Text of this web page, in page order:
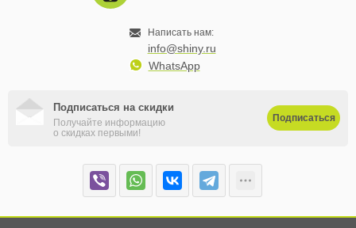
Написать нам:
info@shiny.ru
WhatsApp
Подписаться на скидки
Получайте информацию
о скидках первыми!
Подписаться